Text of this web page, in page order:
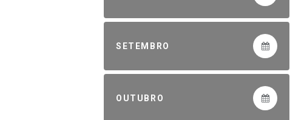
SETEMBRO
OUTUBRO